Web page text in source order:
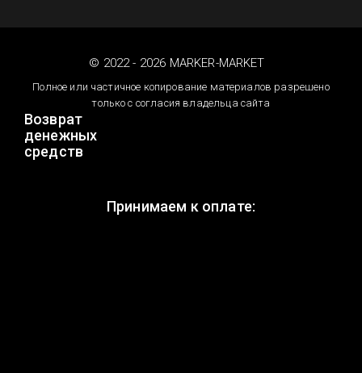
© 2022 - 2026 MARKER-MARKET
Полное или частичное копирование материалов разрешено
только с согласия владельца сайта
Возврат
денежных
средств
Принимаем к оплате: